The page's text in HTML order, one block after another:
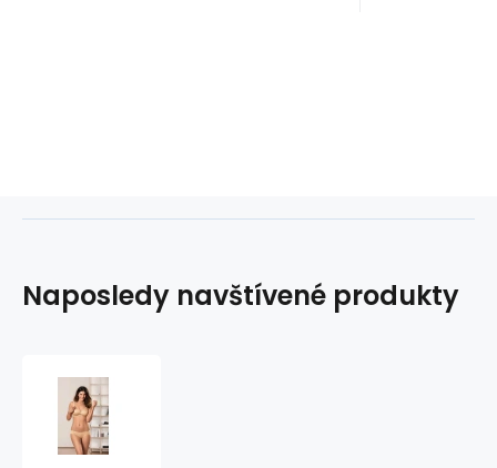
Naposledy navštívené produkty